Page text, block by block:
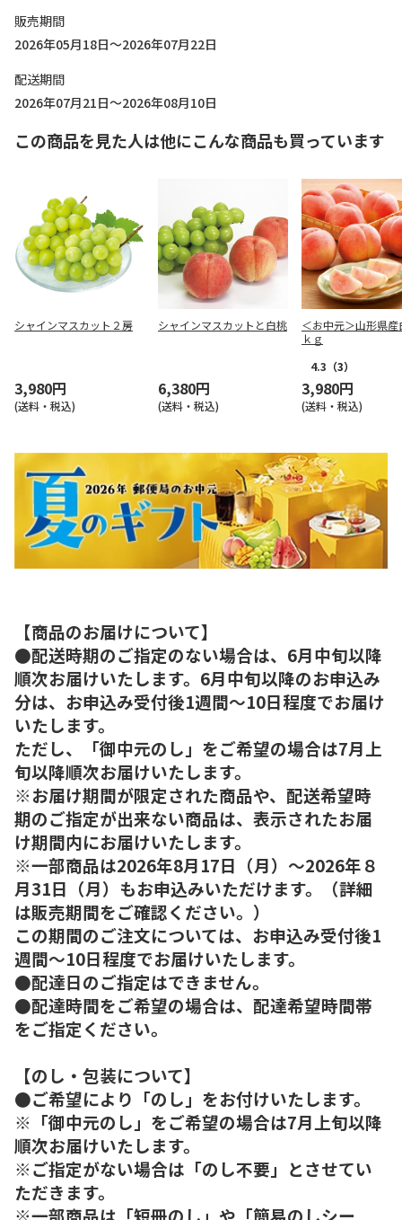
販売期間
2026年05月18日～2026年07月22日
配送期間
2026年07月21日～2026年08月10日
この商品を見た人は他にこんな商品も買っています
シャインマスカット２房
3,980円
(送料・税込)
シャインマスカットと白桃
6,380円
(送料・税込)
＜お中元＞山形県産
ｋｇ
4.3 （3）
3,980円
(送料・税込)
【商品のお届けについて】
●配送時期のご指定のない場合は、6月中旬以降
順次お届けいたします。6月中旬以降のお申込み
分は、お申込み受付後1週間～10日程度でお届け
いたします。
ただし、「御中元のし」をご希望の場合は7月上
旬以降順次お届けいたします。
※お届け期間が限定された商品や、配送希望時
期のご指定が出来ない商品は、表示されたお届
け期間内にお届けいたします。
※一部商品は2026年8月17日（月）～2026年８
月31日（月）もお申込みいただけます。（詳細
は販売期間をご確認ください。）
この期間のご注文については、お申込み受付後1
週間～10日程度でお届けいたします。
●配達日のご指定はできません。
●配達時間をご希望の場合は、配達希望時間帯
をご指定ください。
【のし・包装について】
●ご希望により「のし」をお付けいたします。
※「御中元のし」をご希望の場合は7月上旬以降
順次お届けいたします。
※ご指定がない場合は「のし不要」とさせてい
ただきます。
※一部商品は「短冊のし」や「簡易のしシー